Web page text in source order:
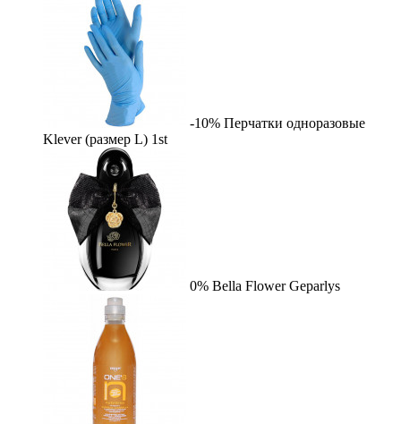
-10% Перчатки одноразовые
Klever (размер L) 1st
0% Bella Flower Geparlys